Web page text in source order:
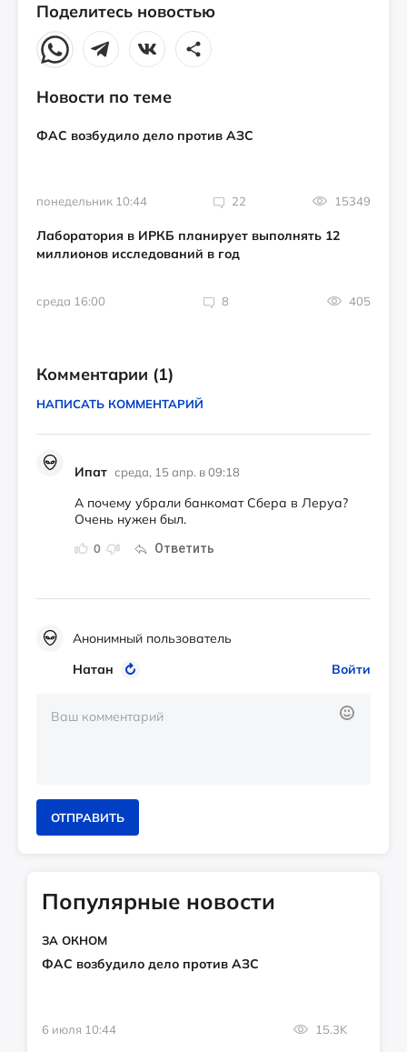
Поделитесь новостью
Новости по теме
ФАС возбудило дело против АЗС
понедельник 10:44 22 15349
Лаборатория в ИРКБ планирует выполнять 12
миллионов исследований в год
среда 16:00 8 405
Комментарии (1)
НАПИСАТЬ КОММЕНТАРИЙ
Ипат среда, 15 апр. в 09:18
0 Ответить
А почему убрали банкомат Сбера в Леруа?
Очень нужен был.
Анонимный пользователь
Натан
Войти
ОТПРАВИТЬ
Популярные новости
ЗА ОКНОМ
ФАС возбудило дело против АЗС
6 июля 10:44 15.3K